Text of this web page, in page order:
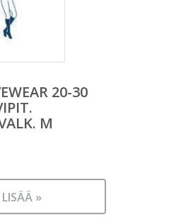
20-30
M
LISÄÄ »